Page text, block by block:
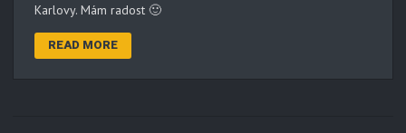
Karlovy. Mám radost 🙂
READ MORE